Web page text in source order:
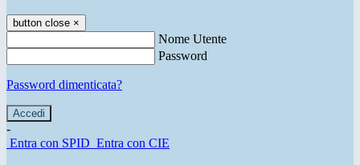
button close ×
Nome Utente
Password
Password dimenticata?
-
Entra con SPID Entra con CIE